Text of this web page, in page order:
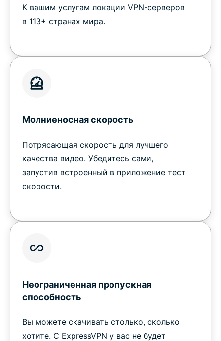
К вашим услугам локации VPN-серверов
в 113+ странах мира.
Молниеносная скорость
Потрясающая скорость для лучшего
качества видео. Убедитесь сами,
запустив встроенный в приложение тест
скорости.
Неограниченная пропускная
способность
Вы можете скачивать столько, сколько
хотите. С ExpressVPN у вас не будет